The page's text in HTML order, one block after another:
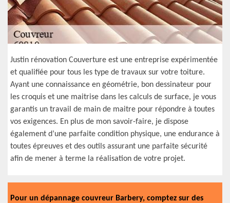
Justin rénovation Couverture est une entreprise expérimentée
et qualifiée pour tous les type de travaux sur votre toiture.
Ayant une connaissance en géométrie, bon dessinateur pour
les croquis et une maitrise dans les calculs de surface, je vous
garantis un travail de main de maitre pour répondre à toutes
vos exigences. En plus de mon savoir-faire, je dispose
également d’une parfaite condition physique, une endurance à
toutes épreuves et des outils assurant une parfaite sécurité
afin de mener à terme la réalisation de votre projet.
Pour un dépannage couvreur Barbery, comptez sur des